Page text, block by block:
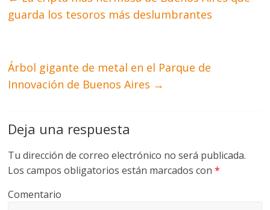
guarda los tesoros más deslumbrantes
Árbol gigante de metal en el Parque de
Innovación de Buenos Aires →
Deja una respuesta
Tu dirección de correo electrónico no será publicada.
Los campos obligatorios están marcados con*
Comentario